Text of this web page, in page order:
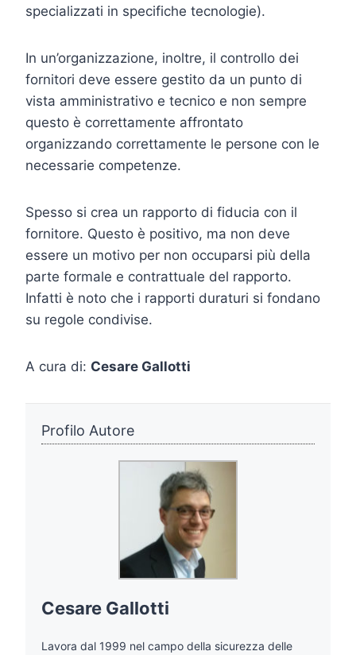
specializzati in specifiche tecnologie).
In un’organizzazione, inoltre, il controllo dei
fornitori deve essere gestito da un punto di
vista amministrativo e tecnico e non sempre
questo è correttamente affrontato
organizzando correttamente le persone con le
necessarie competenze.
Spesso si crea un rapporto di fiducia con il
fornitore. Questo è positivo, ma non deve
essere un motivo per non occuparsi più della
parte formale e contrattuale del rapporto.
Infatti è noto che i rapporti duraturi si fondano
su regole condivise.
A cura di: Cesare Gallotti
Profilo Autore
Cesare Gallotti
Lavora dal 1999 nel campo della sicurezza delle